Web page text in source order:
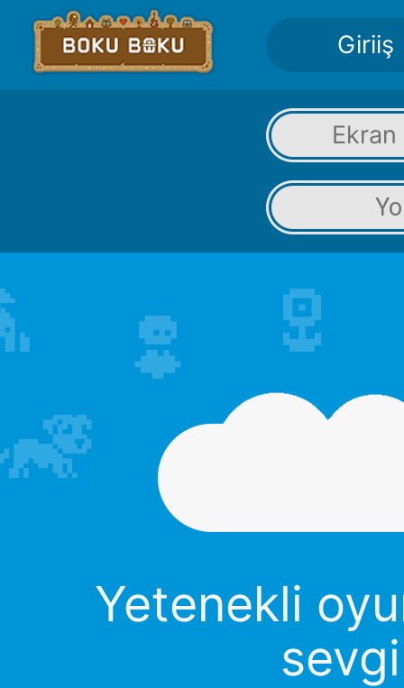
Giriiş
Yetenekli